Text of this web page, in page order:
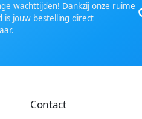
wachttijden! Dankzij onze ruime
is jouw bestelling direct
Contact